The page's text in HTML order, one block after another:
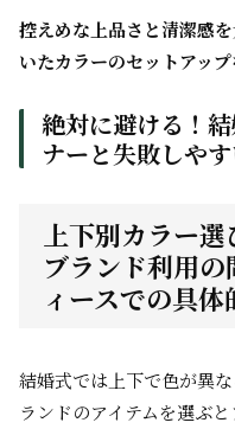
控えめな上品さと清潔感
いたカラーのセットアッ
絶対に避ける！
ナーと失敗しや
上下別カラー
ブランド利用
ィースでの具
結婚式では上下で色が異
ランドのアイテムを選ぶ